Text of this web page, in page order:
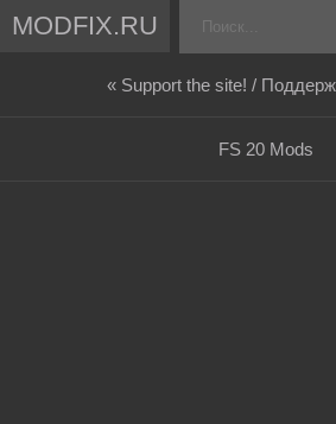
MODFIX.RU
« Support the site! /
FS 20 Mods